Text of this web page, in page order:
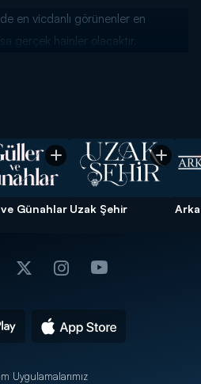
en vicdanlı görünenler en
gerçek hainler olacaktır.
Günahlar Uzak Şehir
Uygulamalarımız